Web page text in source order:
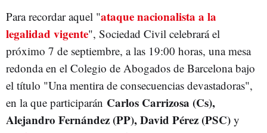
Para recordar aquel "ataque nacionalista a la
legalidad vigente", Sociedad Civil celebrará el
próximo 7 de septiembre, a las 19:00 horas, una mesa
redonda en el Colegio de Abogados de Barcelona bajo
el título "Una mentira de consecuencias devastadoras",
en la que participarán Carlos Carrizosa (Cs),
Alejandro Fernández (PP), David Pérez (PSC) y